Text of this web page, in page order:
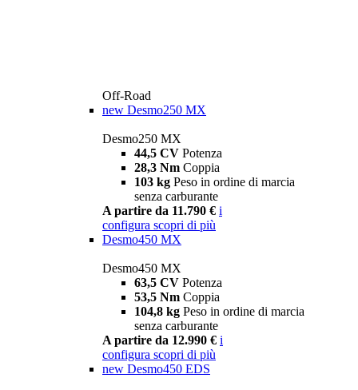
Off-Road
new Desmo250 MX
Desmo250 MX
44,5 CV Potenza
28,3 Nm Coppia
103 kg Peso in ordine di marcia
senza carburante
A partire da 11.790 € i
configura scopri di più
Desmo450 MX
Desmo450 MX
63,5 CV Potenza
53,5 Nm Coppia
104,8 kg Peso in ordine di marcia
senza carburante
A partire da 12.990 € i
configura scopri di più
new Desmo450 EDS